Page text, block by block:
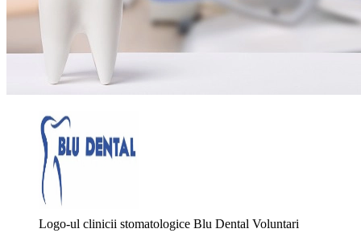
Logo-ul clinicii stomatologice Blu Dental Voluntari